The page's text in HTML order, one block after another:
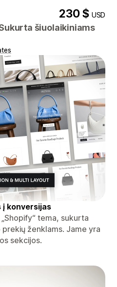
230 $USD
šiuolaikiniams
konversijas
„Shopify“ tema, sukurta
ženklams. Jame yra
sekcijos.